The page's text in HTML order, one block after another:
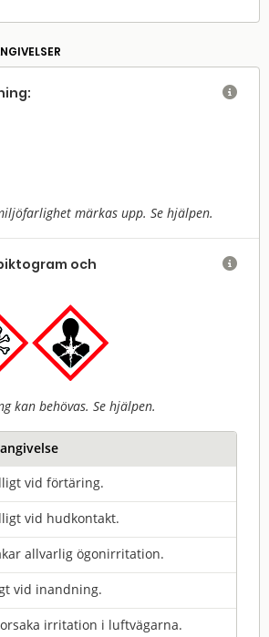
märkas upp. Se hjälpen.

och
kan behövas. Se hjälpen.

vid förtäring.
vid hudkontakt.
allvarlig ögonirritation.
vid inandning.
irritation i luftvägarna.